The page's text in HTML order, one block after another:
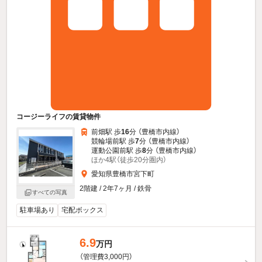
コージーライフの賃貸物件
すべての写真
前畑駅 歩16分 （豊橋市内線）
競輪場前駅 歩7分 （豊橋市内線）
運動公園前駅 歩8分 （豊橋市内線）
ほか4駅（徒歩20分圏内）
愛知県豊橋市宮下町
2階建 / 2年7ヶ月 / 鉄骨
駐車場あり 宅配ボックス
6.9万円
（管理費3,000円）